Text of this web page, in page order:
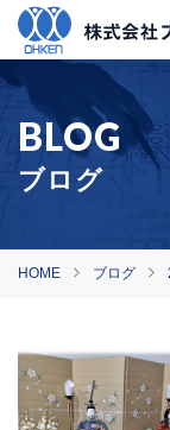
ブログ
HOME ブログ